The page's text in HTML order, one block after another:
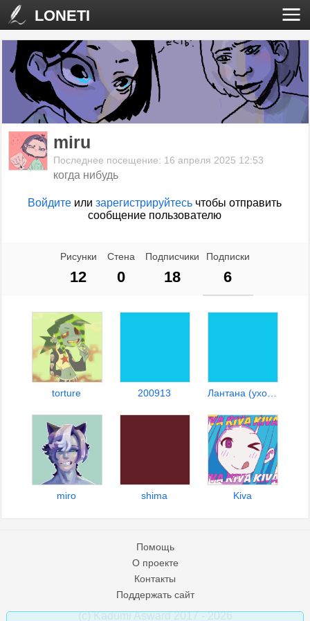
LONETI
miru
Последнее посещение: 16 апреля 2025 12:53
когда нибудь
Войдите илизарегистрируйтесь чтобы отправить
сообщение пользователю
Рисунки
12
Стена
0
Подписчики
18
Подписки
6
torture 200913
miro shima Kiva
(c) Kadumi Asward 2017 - 2026 :)
Помощь
О проекте
Контакты
Поддержать сайт